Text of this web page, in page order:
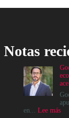
Notas
en... Lee más: